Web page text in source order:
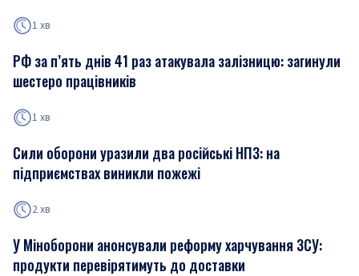
1 хв
РФ за п’ять днів 41 раз атакувала залізницю: загинули
шестеро працівників
1 хв
Сили оборони уразили два російські НПЗ: на
підприємствах виникли пожежі
2 хв
У Міноборони анонсували реформу харчування ЗСУ:
продукти перевірятимуть до доставки